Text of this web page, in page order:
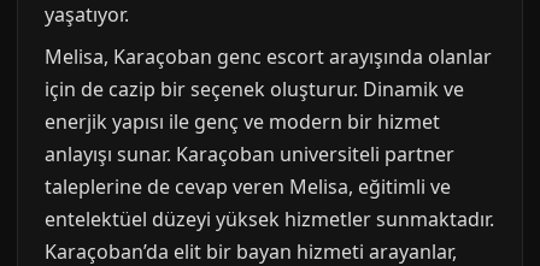
yaşatıyor.
Melisa, Karaçoban genc escort arayışında olanlar
için de cazip bir seçenek oluşturur. Dinamik ve
enerjik yapısı ile genç ve modern bir hizmet
anlayışı sunar. Karaçoban universiteli partner
taleplerine de cevap veren Melisa, eğitimli ve
entelektüel düzeyi yüksek hizmetler sunmaktadır.
Karaçoban’da elit bir bayan hizmeti arayanlar,